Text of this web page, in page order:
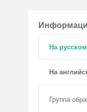
На русском
На
Группа